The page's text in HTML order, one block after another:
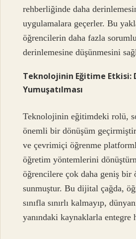
rehberliğinde daha
uygulamalara geçerler. Bu
öğrencilerin daha fazla
derinlemesine düşünmesini
Teknolojinin Eğitime Etkisi:
Yumuşatılması
Teknolojinin eğitimdeki rolü,
önemli bir dönüşüm
ve çevrimiçi öğrenme
öğretim yöntemlerini
öğrencilere çok daha geniş bir
sunmuştur. Bu dijital çağda,
sınıfla sınırlı kalmayıp,
yanındaki kaynaklarla entegre